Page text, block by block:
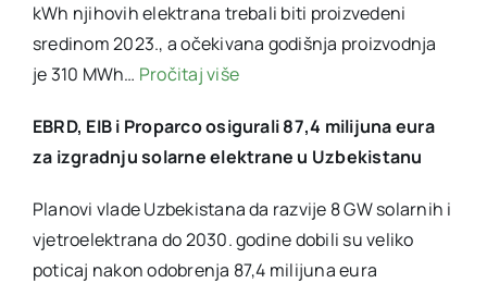
kWh njihovih elektrana trebali biti proizvedeni
sredinom 2023., a očekivana godišnja proizvodnja
je 310 MWh… Pročitaj više
EBRD, EIB i Proparco osigurali 87,4 milijuna eura
za izgradnju solarne elektrane u Uzbekistanu
Planovi vlade Uzbekistana da razvije 8 GW solarnih i
vjetroelektrana do 2030. godine dobili su veliko
poticaj nakon odobrenja 87,4 milijuna eura